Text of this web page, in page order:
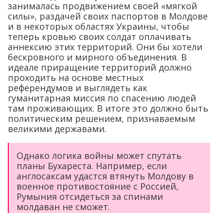
занималась продвижением своей «мягкой
силы», раздачей своих паспортов в Молдове
и в некоторых областях Украины, чтобы
теперь кровью своих солдат оплачивать
аннексию этих территорий. Они бы хотели
бескровного и мирного объединения. В
идеале приращение территорий должно
проходить на основе местных
референдумов и выглядеть как
гуманитарная миссия по спасению людей
там проживающих. В итоге это должно быть
политическим решением, признаваемым
великими державами.
Однако логика войны может спутать
планы Бухареста. Например, если
англосаксам удастся втянуть Молдову в
военное противостояние с Россией,
Румыния отсидеться за спинами
молдаван не сможет.